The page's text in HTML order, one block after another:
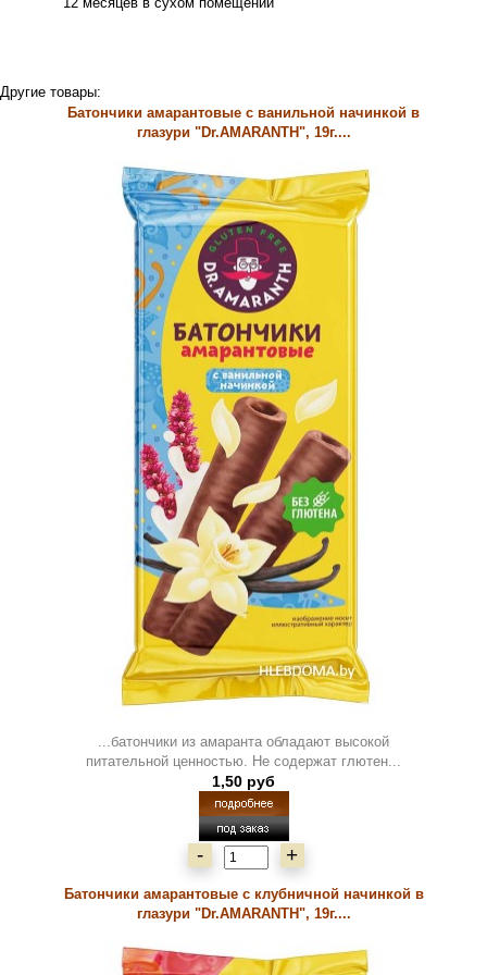
Другие товары:
Батончики амарантовые с ванильной начинкой в
глазури "Dr.AMARANTH", 19г....
...батончики из амаранта обладают высокой
питательной ценностью. Не содержат глютен...
1,50 руб
- +
Батончики амарантовые с клубничной начинкой в
глазури "Dr.AMARANTH", 19г....